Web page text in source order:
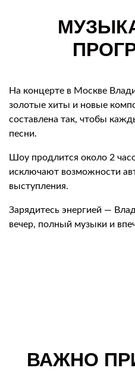
На концерте в Москве
золотые хиты и новые
составлена так, чтобы
песни.
Шоу продлится около 2
исключают возможности
выступления.
Зарядитесь энергией —
вечер, полный музыки и
ВАЖНО